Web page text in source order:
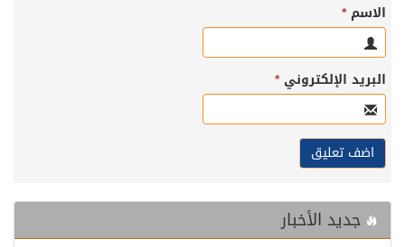
الاسم*
البريد الإلكتروني*
جديد الأخبار